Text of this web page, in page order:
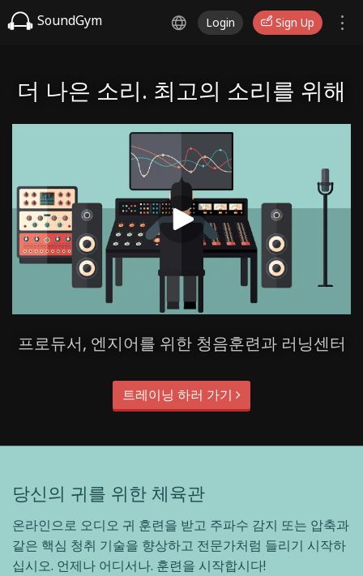
SoundGym Login Sign Up
더 나은 소리. 최고의 소리를 위해
프로듀서, 엔지어를 위한 청음훈련과 러닝센터
트레이닝 하러 가기
당신의 귀를 위한 체육관
온라인으로 오디오 귀 훈련을 받고 주파수 감지 또는 압축과
같은 핵심 청취 기술을 향상하고 전문가처럼 들리기 시작하
십시오. 언제나 어디서나. 훈련을 시작합시다!